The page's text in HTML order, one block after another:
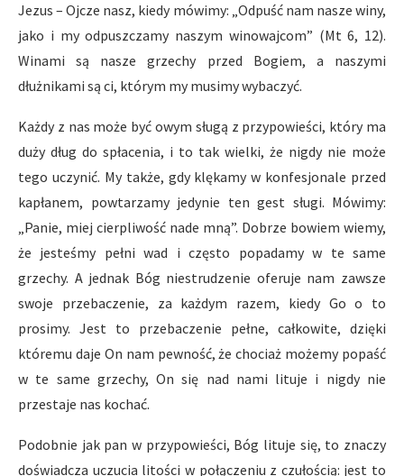
Jezus – Ojcze nasz, kiedy mówimy: „Odpuść nam nasze winy,
jako i my odpuszczamy naszym winowajcom” (Mt 6, 12).
Winami są nasze grzechy przed Bogiem, a naszymi
dłużnikami są ci, którym my musimy wybaczyć.
Każdy z nas może być owym sługą z przypowieści, który ma
duży dług do spłacenia, i to tak wielki, że nigdy nie może
tego uczynić. My także, gdy klękamy w konfesjonale przed
kapłanem, powtarzamy jedynie ten gest sługi. Mówimy:
„Panie, miej cierpliwość nade mną”. Dobrze bowiem wiemy,
że jesteśmy pełni wad i często popadamy w te same
grzechy. A jednak Bóg niestrudzenie oferuje nam zawsze
swoje przebaczenie, za każdym razem, kiedy Go o to
prosimy. Jest to przebaczenie pełne, całkowite, dzięki
któremu daje On nam pewność, że chociaż możemy popaść
w te same grzechy, On się nad nami lituje i nigdy nie
przestaje nas kochać.
Podobnie jak pan w przypowieści, Bóg lituje się, to znaczy
doświadcza uczucia litości w połączeniu z czułością: jest to